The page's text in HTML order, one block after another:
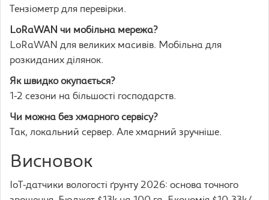
Тензіометр для перевірки.
LoRaWAN чи мобільна мережа?
LoRaWAN для великих масивів. Мобільна для
розкиданих ділянок.
Як швидко окупається?
1-2 сезони на більшості господарств.
Чи можна без хмарного сервісу?
Так, локальний сервер. Але хмарний зручніше.
Висновок
IoT-датчики вологості ґрунту 2026: основа точного